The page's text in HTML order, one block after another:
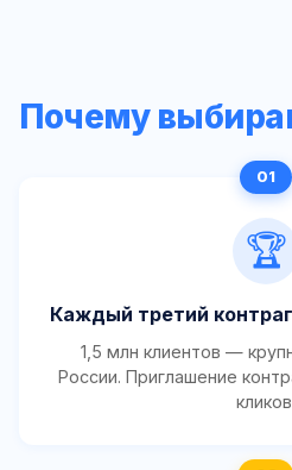
Почему
🏆
Каждый третий
1,5 млн клиентов —
России. Приглашение